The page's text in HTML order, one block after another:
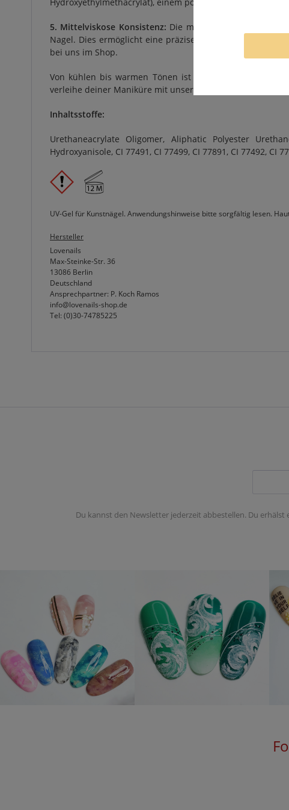
5. Mittelviskose Konsistenz: Die mittelviskose
Nagel. Dies ermöglicht eine präzise und professionelle
bei uns im Shop.
Von kühlen bis warmen Tönen ist bei der Aurora Serie
verleihe deiner Maniküre mit unseren hochwertigen
Inhaltsstoffe:
Urethaneacrylate Oligomer, Aliphatic Polyester
Hydroxyanisole, CI 77491, CI 77499, CI 77891, CI 77492, CI
UV-Gel für Kunstnägel. Anwendungshinweise bitte sorgfältig lesen.
Hersteller
Lovenails
Max-Steinke-Str. 36
13086 Berlin
Deutschland
Ansprechpartner: P. Koch Ramos
info@lovenails-shop.de
Tel: (0)30-74785225
Du kannst den Newsletter jederzeit abbestellen. Du